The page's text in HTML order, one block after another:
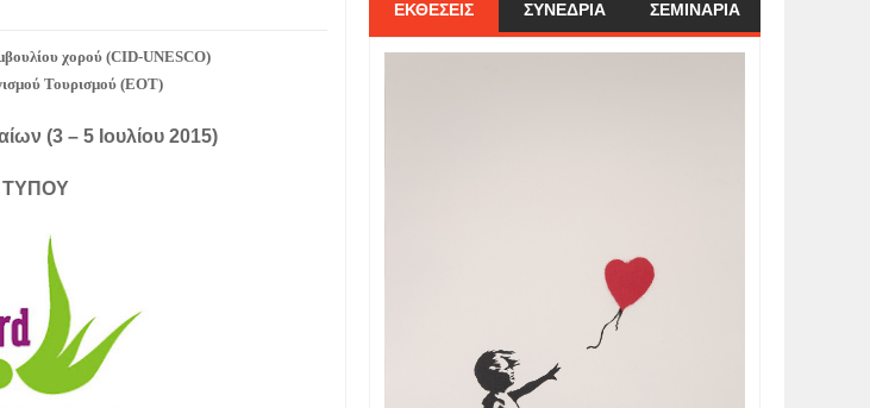
χορού (CID-UNESCO)
Τουρισμού (ΕΟΤ)
(3 – 5 Ιουλίου 2015)
ΤΥΠΟΥ
ΕΚΘΕΣΕΙΣ ΣΥΝΕΔΡΙΑ ΣΕΜΙΝΑΡΙΑ